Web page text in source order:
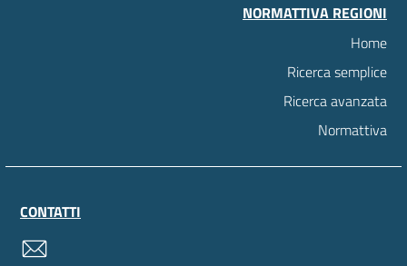
NORMATTIVA REGIONI
Home
Ricerca semplice
Ricerca avanzata
Normattiva
CONTATTI